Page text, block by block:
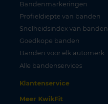
Bandenmarkeringen
Profieldiepte van banden
Snelheidsindex van banden
Goedkope banden
Banden voor elk automerk
Alle bandenservices
Klantenservice
Meer KwikFit